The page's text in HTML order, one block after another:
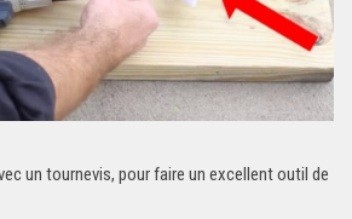
un tournevis, pour faire un excellent outil de